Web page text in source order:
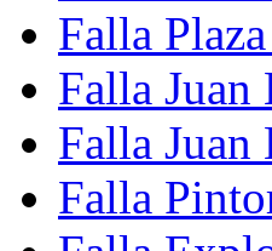
Falla
Falla
Falla Juan
Falla